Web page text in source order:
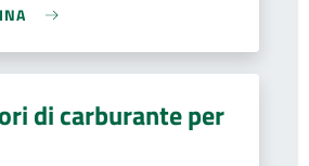
di carburante per